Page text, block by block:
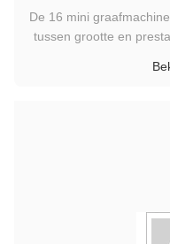
De 16 mini
tussen grootte en
betrouwbaarheid